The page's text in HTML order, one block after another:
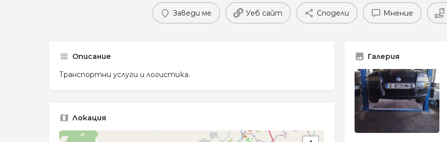
Заведи ме Уеб сайт Сподели Мнение
Описание
Транспортни услуги и логистика.
Локация
Галерия